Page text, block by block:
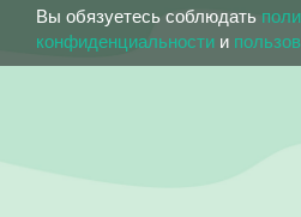
Вы обязуетесь соблюдать
конфиденциальности и